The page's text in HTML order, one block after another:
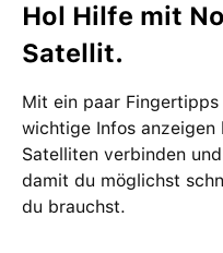
Hol Hilfe mit
Satellit.
Mit ein paar
wichtige Infos anzeigen
Satelliten verbinden
damit du möglichst
du brauchst.